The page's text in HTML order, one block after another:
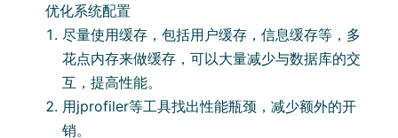
优化系统配置
尽量使⽤缓存，包括⽤户缓存，信息缓存等，多
花点内存来做缓存，可以⼤量减少与数据库的交
互，提⾼性能。
⽤jprofiler等⼯具找出性能瓶颈，减少额外的开
销。